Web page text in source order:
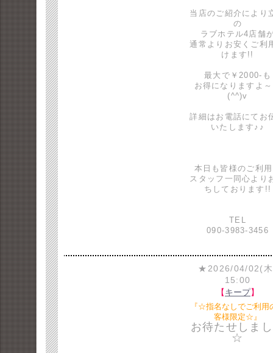
当店のご紹介により
の
ラブホテル4店舗
通常よりお安くご利
けます!!
最大で￥2000-も
お得になりますよ
(^^)v
詳細はお電話にてお
いたします♪♪
本日も皆様のご利
スタッフ一同心より
ちしております!!
TEL
090-3983-3456
★2026/04/02(
15:00
【キープ】
『☆指名なしでご利用
客様限定☆』
お待たせしま
☆